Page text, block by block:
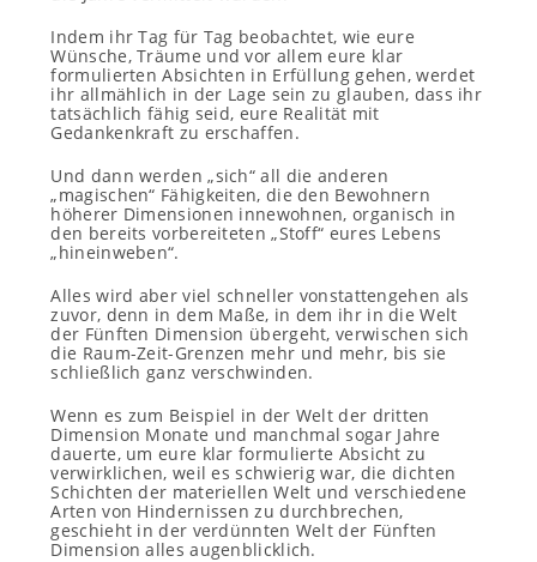
Indem ihr Tag für Tag beobachtet, wie eure
Wünsche, Träume und vor allem eure klar
formulierten Absichten in Erfüllung gehen, werdet
ihr allmählich in der Lage sein zu glauben, dass ihr
tatsächlich fähig seid, eure Realität mit
Gedankenkraft zu erschaffen.
Und dann werden „sich“ all die anderen
„magischen“ Fähigkeiten, die den Bewohnern
höherer Dimensionen innewohnen, organisch in
den bereits vorbereiteten „Stoff“ eures Lebens
„hineinweben“.
Alles wird aber viel schneller vonstattengehen als
zuvor, denn in dem Maße, in dem ihr in die Welt
der Fünften Dimension übergeht, verwischen sich
die Raum-Zeit-Grenzen mehr und mehr, bis sie
schließlich ganz verschwinden.
Wenn es zum Beispiel in der Welt der dritten
Dimension Monate und manchmal sogar Jahre
dauerte, um eure klar formulierte Absicht zu
verwirklichen, weil es schwierig war, die dichten
Schichten der materiellen Welt und verschiedene
Arten von Hindernissen zu durchbrechen,
geschieht in der verdünnten Welt der Fünften
Dimension alles augenblicklich.